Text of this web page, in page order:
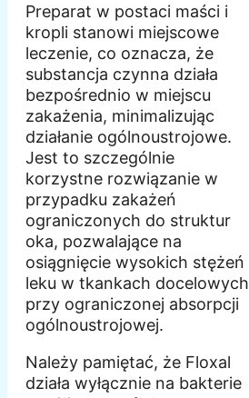
Preparat w postaci maści i
kropli stanowi miejscowe
leczenie, co oznacza, że
substancja czynna działa
bezpośrednio w miejscu
zakażenia, minimalizując
działanie ogólnoustrojowe.
Jest to szczególnie
korzystne rozwiązanie w
przypadku zakażeń
ograniczonych do struktur
oka, pozwalające na
osiągnięcie wysokich stężeń
leku w tkankach docelowych
przy ograniczonej absorpcji
ogólnoustrojowej.
Należy pamiętać, że Floxal
działa wyłącznie na bakterie